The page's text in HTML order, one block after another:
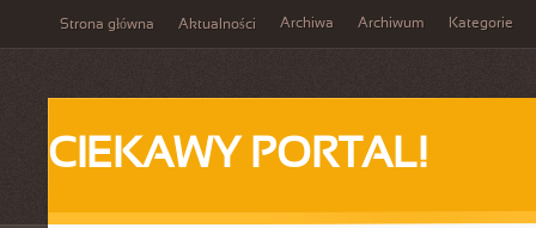
Strona główna Aktualności Archiwa Archiwum Kategorie
CIEKAWY PORTAL!